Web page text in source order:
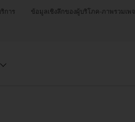
การ ข้อมูลเชิงลึกของผู้บริโภค-ภาพรวมเพจ